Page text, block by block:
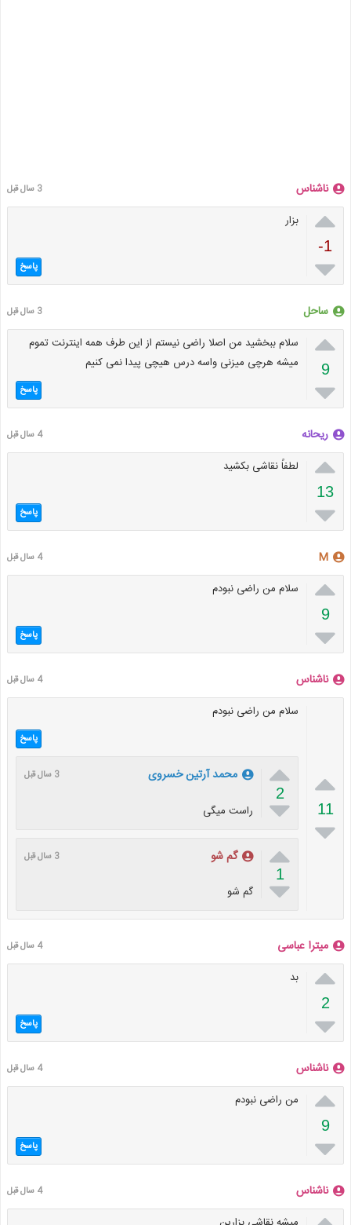
ناشناس 3 سال قبل

-1

بزار
پاسخ
ساحل 3 سال قبل

9

سلام ببخشید من اصلا راضی نیستم از این طرف همه اینترنت تموم
میشه هرچی میزنی واسه درس هیچی پیدا نمی کنیم
پاسخ
ریحانه 4 سال قبل

13

لطفاً نقاشی بکشید
پاسخ
M 4 سال قبل

9

سلام من راضی نبودم
پاسخ
ناشناس 4 سال قبل

11

سلام من راضی نبودم
پاسخ

2

محمد آرتین خسروی 3 سال قبل
راست میگی

1

گم شو 3 سال قبل
گم شو
میترا عباسی 4 سال قبل

2

بد
پاسخ
ناشناس 4 سال قبل

9

من راضی نبودم
پاسخ
ناشناس 4 سال قبل